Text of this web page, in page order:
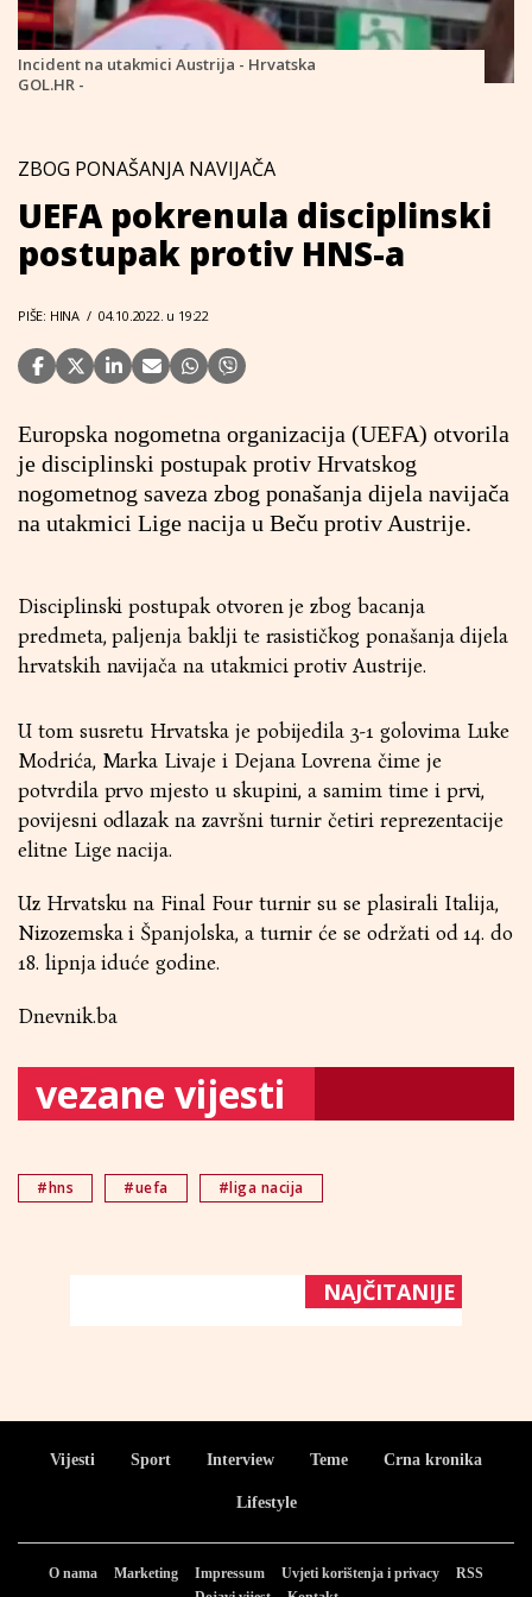
Incident na utakmici Austrija - Hrvatska
GOL.HR -
ZBOG PONAŠANJA NAVIJAČA
UEFA pokrenula disciplinski
postupak protiv HNS-a
PIŠE: HINA / 04.10.2022. u 19:22
Europska nogometna organizacija (UEFA) otvorila
je disciplinski postupak protiv Hrvatskog
nogometnog saveza zbog ponašanja dijela navijača
na utakmici Lige nacija u Beču protiv Austrije.
Disciplinski postupak otvoren je zbog bacanja
predmeta, paljenja baklji te rasističkog ponašanja dijela
hrvatskih navijača na utakmici protiv Austrije.
U tom susretu Hrvatska je pobijedila 3-1 golovima Luke
Modrića, Marka Livaje i Dejana Lovrena čime je
potvrdila prvo mjesto u skupini, a samim time i prvi,
povijesni odlazak na završni turnir četiri reprezentacije
elitne Lige nacija.
Uz Hrvatsku na Final Four turnir su se plasirali Italija,
Nizozemska i Španjolska, a turnir će se održati od 14. do
18. lipnja iduće godine.
Dnevnik.ba
vezane vijesti
#hns #uefa #liga nacija
NAJČITANIJE
Vijesti Sport Interview Teme Crna kronika
Lifestyle
O nama Marketing Impressum Uvjeti korištenja i privacy
RSS